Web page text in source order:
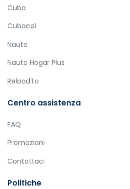
Cuba
Cubacel
Nauta
Nauta Hogar Plus
ReloadTo
Centro assistenza
FAQ
Promozioni
Contattaci
Politiche